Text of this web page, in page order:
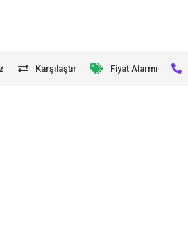
Karşılaştır Fiyat Alarmı